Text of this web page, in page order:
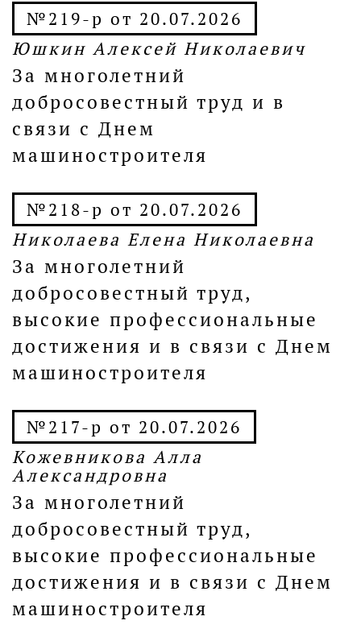
№219-р от 20.07.2026
Юшкин Алексей Николаевич
За многолетний
добросовестный труд и в
связи с Днем
машиностроителя
№218-р от 20.07.2026
Николаева Елена Николаевна
За многолетний
добросовестный труд,
высокие профессиональные
достижения и в связи с Днем
машиностроителя
№217-р от 20.07.2026
Кожевникова Алла
Александровна
За многолетний
добросовестный труд,
высокие профессиональные
достижения и в связи с Днем
машиностроителя